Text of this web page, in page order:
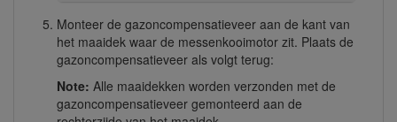
Monteer de gazoncompensatieveer aan de kant van
het maaidek waar de messenkooimotor zit. Plaats de
gazoncompensatieveer als volgt terug:
Note: Alle maaidekken worden verzonden met de
gazoncompensatieveer gemonteerd aan de